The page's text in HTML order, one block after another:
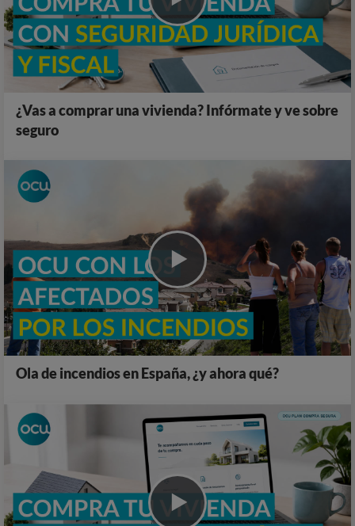
¿Vas a comprar una vivienda? Infórmate y ve sobre
seguro
Ola de incendios en España, ¿y ahora qué?